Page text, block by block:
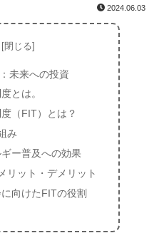
2024.06.03
未来への投資
とは。
（FIT）とは？
み
ー普及への効果
リット・デメリット
向けたFITの役割